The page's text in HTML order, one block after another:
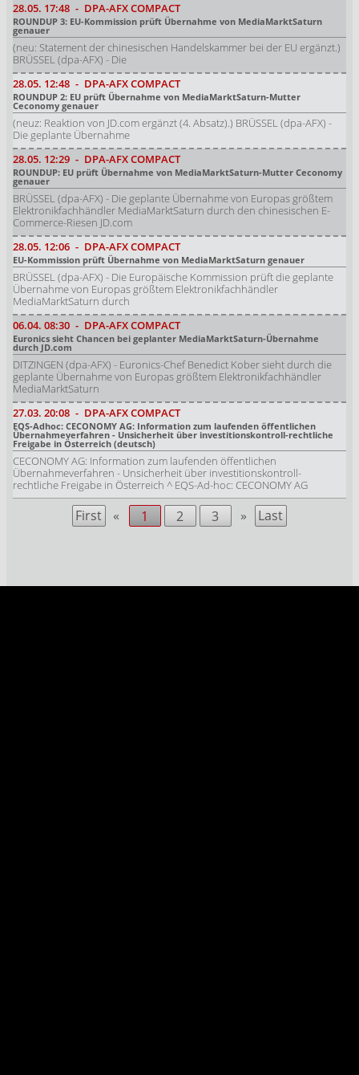
28.05. 17:48 - DPA-AFX COMPACT
ROUNDUP 3: EU-Kommission prüft Übernahme von MediaMarktSaturn
genauer
(neu: Statement der chinesischen Handelskammer bei der EU ergänzt.)
BRÜSSEL (dpa-AFX) - Die
28.05. 12:48 - DPA-AFX COMPACT
ROUNDUP 2: EU prüft Übernahme von MediaMarktSaturn-Mutter
Ceconomy genauer
(neuz: Reaktion von JD.com ergänzt (4. Absatz).) BRÜSSEL (dpa-AFX) -
Die geplante Übernahme
28.05. 12:29 - DPA-AFX COMPACT
ROUNDUP: EU prüft Übernahme von MediaMarktSaturn-Mutter Ceconomy
genauer
BRÜSSEL (dpa-AFX) - Die geplante Übernahme von Europas größtem
Elektronikfachhändler MediaMarktSaturn durch den chinesischen E-
Commerce-Riesen JD.com
28.05. 12:06 - DPA-AFX COMPACT
EU-Kommission prüft Übernahme von MediaMarktSaturn genauer
BRÜSSEL (dpa-AFX) - Die Europäische Kommission prüft die geplante
Übernahme von Europas größtem Elektronikfachhändler
MediaMarktSaturn durch
06.04. 08:30 - DPA-AFX COMPACT
Euronics sieht Chancen bei geplanter MediaMarktSaturn-Übernahme
durch JD.com
DITZINGEN (dpa-AFX) - Euronics-Chef Benedict Kober sieht durch die
geplante Übernahme von Europas größtem Elektronikfachhändler
MediaMarktSaturn
27.03. 20:08 - DPA-AFX COMPACT
EQS-Adhoc: CECONOMY AG: Information zum laufenden öffentlichen
Übernahmeverfahren - Unsicherheit über investitionskontroll-rechtliche
Freigabe in Österreich (deutsch)
CECONOMY AG: Information zum laufenden öffentlichen
Übernahmeverfahren - Unsicherheit über investitionskontroll-
rechtliche Freigabe in Österreich ^ EQS-Ad-hoc: CECONOMY AG
First « 1 2 3 » Last